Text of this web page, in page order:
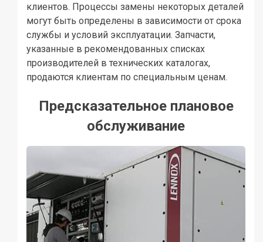
клиентов. Процессы замены некоторых деталей
могут быть определены в зависимости от срока
службы и условий эксплуатации. Запчасти,
указанные в рекомендованных списках
производителей в технических каталогах,
продаются клиентам по специальным ценам.
Предсказательное плановое
обслуживание